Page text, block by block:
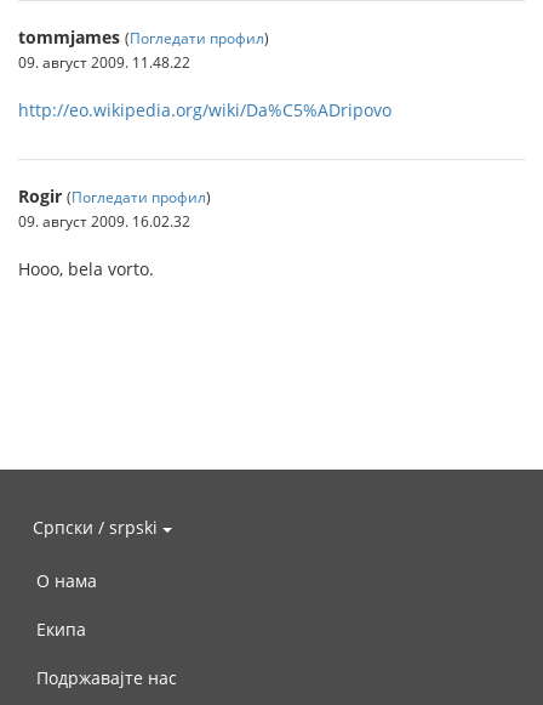
tommjames (Погледати профил)
09. август 2009. 11.48.22
http://eo.wikipedia.org/wiki/Da%C5%ADripovo
Rogir (Погледати профил)
09. август 2009. 16.02.32
Hooo, bela vorto.
Српски / srpski
О нама
Екипа
Подржавајте нас